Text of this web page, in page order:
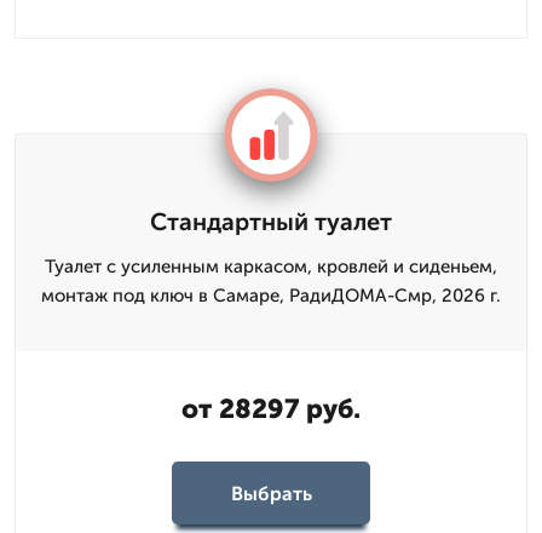
Стандартный туалет
Туалет с усиленным каркасом, кровлей и сиденьем,
монтаж под ключ в Самаре, РадиДОМА-Смр, 2026 г.
от 28297 руб.
Выбрать